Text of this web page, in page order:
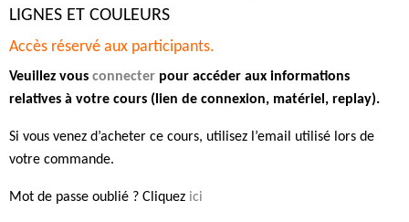
LIGNES ET COULEURS
Accès réservé aux participants.
Veuillez vous connecter pour accéder aux informations
relatives à votre cours (lien de connexion, matériel, replay).
Si vous venez d’acheter ce cours, utilisez l’email utilisé lors de
votre commande.
Mot de passe oublié ? Cliquez ici